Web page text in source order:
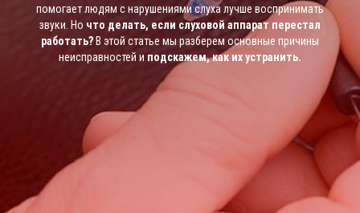
помогает людям с нарушениями слуха лучше воспринимать
звуки. Но что делать, если слуховой аппарат перестал
работать? В этой статье мы разберем основные причины
неисправностей и подскажем, как их устранить.